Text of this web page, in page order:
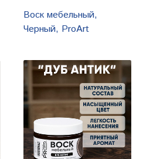
Воск мебельный,
Черный, ProArt